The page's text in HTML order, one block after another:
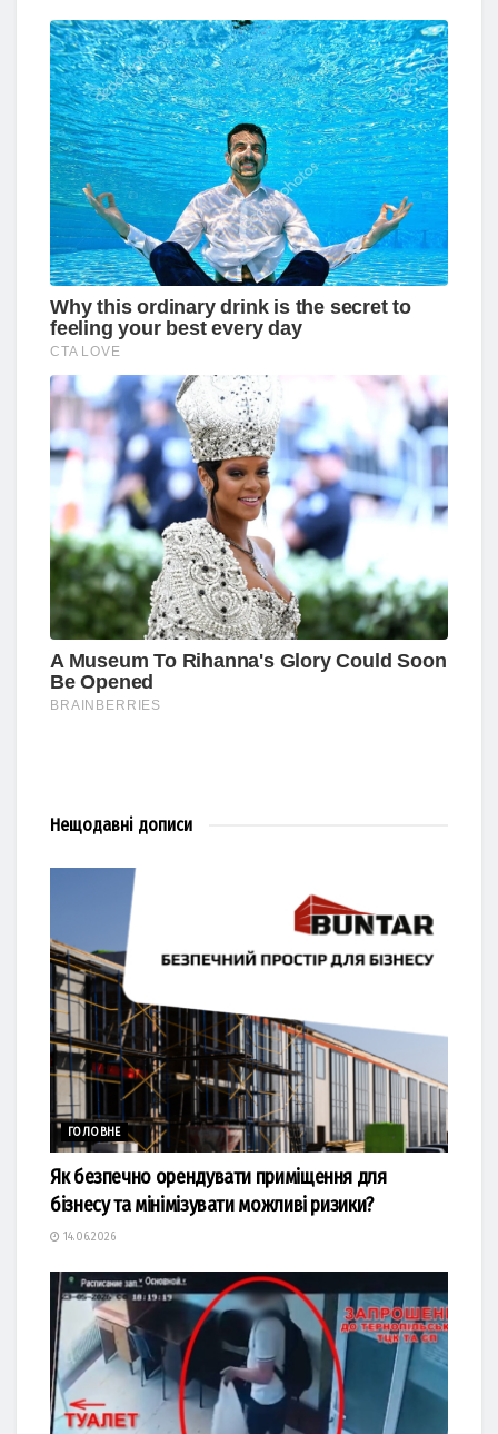
Нещодавні дописи
ГОЛОВНЕ
Як безпечно орендувати приміщення для
бізнесу та мінімізувати можливі ризики?
14.06.2026